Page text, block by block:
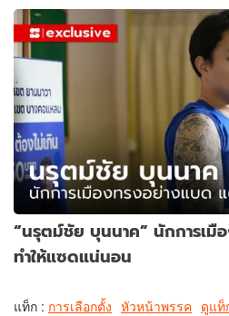
“นรุตม์ชัย บุนนาค” นักการเมื
ทำให้แซดแน่นอน
แท็ก : การเลือกตั้ง หัวหน้าพรรค ดูแท็